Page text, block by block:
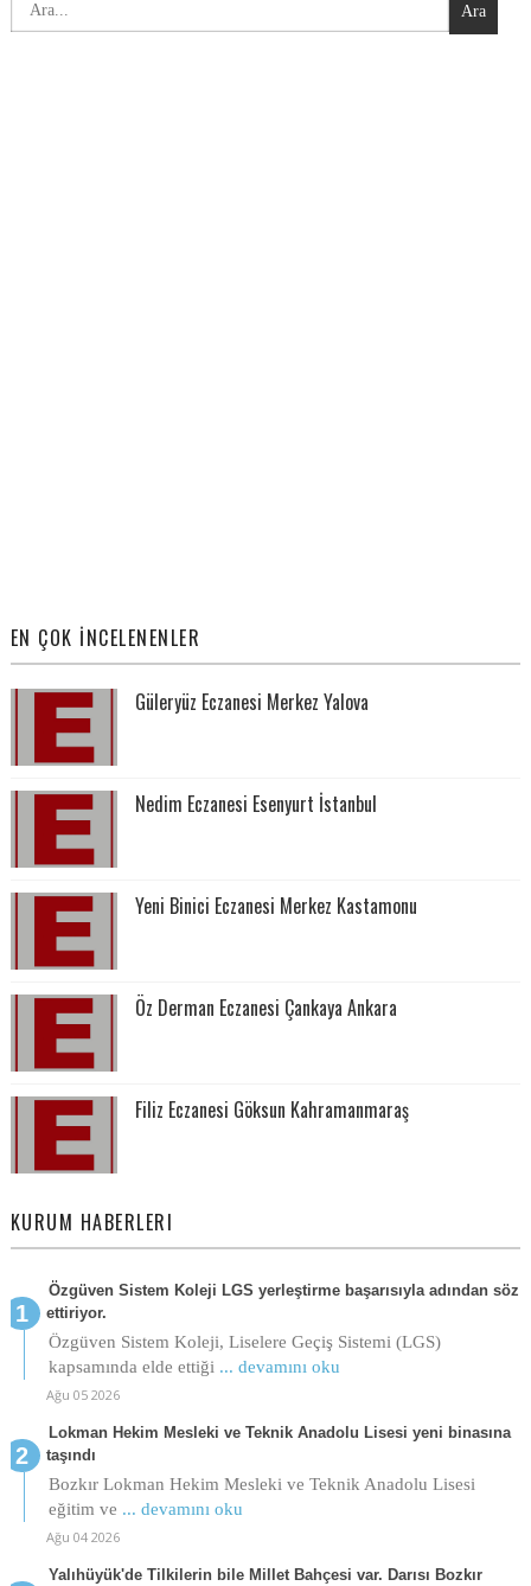
Ara
EN ÇOK İNCELENENLER
Güleryüz Eczanesi Merkez Yalova
Nedim Eczanesi Esenyurt İstanbul
Yeni Binici Eczanesi Merkez Kastamonu
Öz Derman Eczanesi Çankaya Ankara
Filiz Eczanesi Göksun Kahramanmaraş
KURUM HABERLERI
Özgüven Sistem Koleji LGS yerleştirme başarısıyla adından söz
ettiriyor.
Özgüven Sistem Koleji, Liselere Geçiş Sistemi (LGS)
kapsamında elde ettiği ... devamını oku
Ağu 05 2026
Lokman Hekim Mesleki ve Teknik Anadolu Lisesi yeni binasına
taşındı
Bozkır Lokman Hekim Mesleki ve Teknik Anadolu Lisesi
eğitim ve ... devamını oku
Ağu 04 2026
Yalıhüyük'de Tilkilerin bile Millet Bahçesi var. Darısı Bozkır